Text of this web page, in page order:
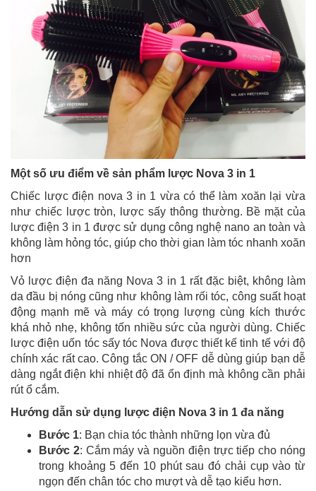
Một số ưu điểm về sản phẩm lược Nova 3 in 1
Chiếc lược điện nova 3 in 1 vừa có thể làm xoăn lại vừa
như chiếc lược tròn, lược sấy thông thường. Bề mặt của
lược điện 3 in 1 được sử dụng công nghệ nano an toàn và
không làm hỏng tóc, giúp cho thời gian làm tóc nhanh xoăn
hơn
Vỏ lược điện đa năng Nova 3 in 1 rất đặc biệt, không làm
da đầu bị nóng cũng như không làm rối tóc, công suất hoạt
động mạnh mẽ và máy có trọng lượng cùng kích thước
khá nhỏ nhẹ, không tốn nhiều sức của người dùng. Chiếc
lược điện uốn tóc sấy tóc Nova được thiết kế tinh tế với độ
chính xác rất cao. Công tắc ON / OFF dễ dùng giúp bạn dễ
dàng ngắt điện khi nhiệt độ đã ổn định mà không cần phải
rút ổ cắm.
Hướng dẫn sử dụng lược điện Nova 3 in 1 đa năng
Bước 1: Bạn chia tóc thành những lọn vừa đủ
Bước 2: Cắm máy và nguồn điện trực tiếp cho nóng
trong khoảng 5 đến 10 phút sau đó chải cụp vào từ
ngọn đến chân tóc cho mượt và dễ tạo kiểu hơn.